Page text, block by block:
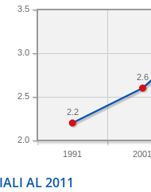
1991 2001
2.0
2.5
3.0
3.5
2.6
2.2
AL 2011